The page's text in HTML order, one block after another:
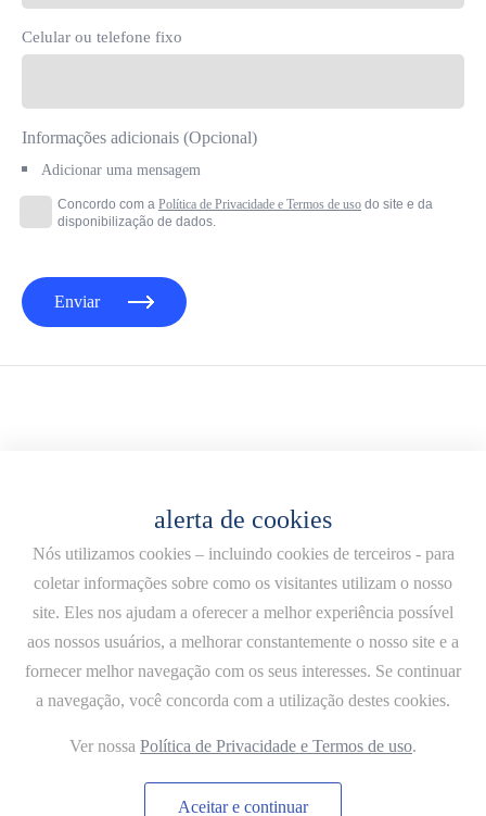
Celular ou telefone fixo
Informações adicionais (Opcional)
Adicionar uma mensagem
Concordo com a Política de Privacidade e Termos de uso do site e da
disponibilização de dados.
Enviar
© Fontana. Consulte apolítica de privacidade e os termos de uso
alerta de cookies
Nós utilizamos cookies – incluindo cookies de terceiros - para
coletar informações sobre como os visitantes utilizam o nosso
site. Eles nos ajudam a oferecer a melhor experiência possível
aos nossos usuários, a melhorar constantemente o nosso site e a
fornecer melhor navegação com os seus interesses. Se continuar
a navegação, você concorda com a utilização destes cookies.
Ver nossa Política de Privacidade e Termos de uso.
Aceitar e continuar